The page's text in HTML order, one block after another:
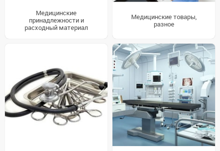
Медицинские
принадлежности и
расходный материал
Медицинские товары,
разное